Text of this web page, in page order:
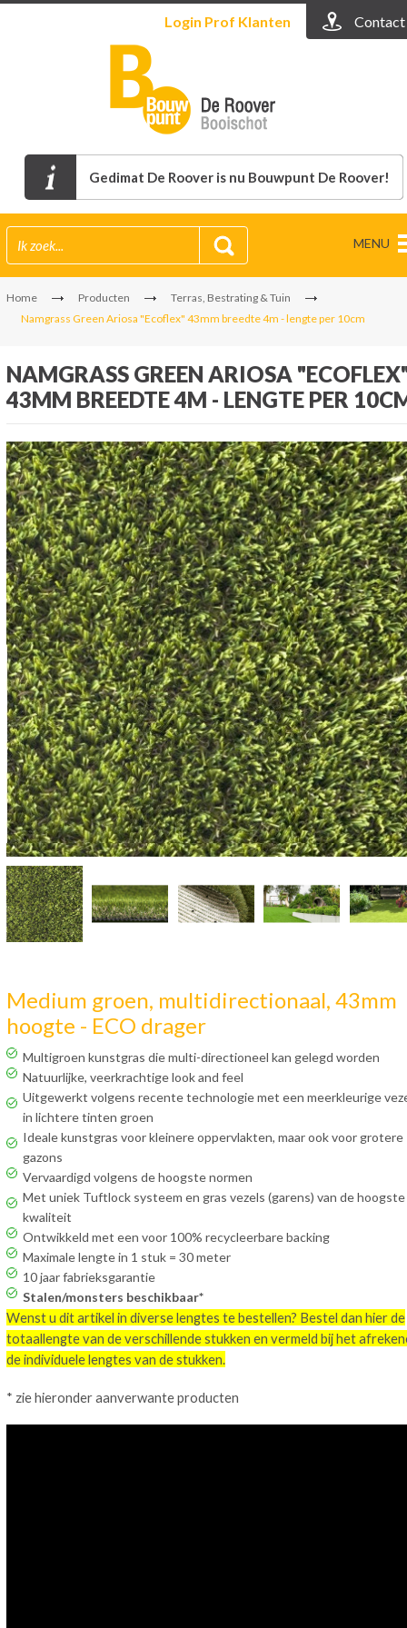
Login Prof Klanten Contact
Gedimat De Roover is nu Bouwpunt De Roover!
MENU
Home Producten
Terras, Bestrating & Tuin
Namgrass Green Ariosa "Ecoflex" 43mm breedte 4m - lengte per 10cm
NAMGRASS GREEN ARIOSA
43MM BREEDTE 4M - LENGTE PER
Medium groen, multidirectionaal, 43mm
hoogte - ECO drager
Multigroen kunstgras die multi-directioneel kan gelegd worden
Natuurlijke, veerkrachtige look and feel
Uitgewerkt volgens recente technologie met een meerkleurige
in lichtere tinten groen
Ideale kunstgras voor kleinere oppervlakten, maar ook voor grotere
gazons
Vervaardigd volgens de hoogste normen
Met uniek Tuftlock systeem en gras vezels (garens) van de hoogste
kwaliteit
Ontwikkeld met een voor 100% recycleerbare backing
Maximale lengte in 1 stuk = 30 meter
10 jaar fabrieksgarantie
Stalen/monsters beschikbaar*
Wenst u dit artikel in diverse lengtes te bestellen? Bestel dan hier de
totaallengte van de verschillende stukken en vermeld bij het
de individuele lengtes van de stukken.
* zie hieronder aanverwante producten